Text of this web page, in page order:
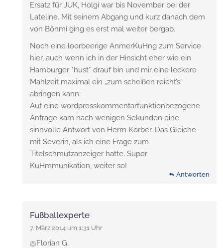
Ersatz für JUK, Holgi war bis November bei der
Lateline. Mit seinem Abgang und kurz danach dem
von Böhmi ging es erst mal weiter bergab.
Noch eine loorbeerige AnmerKuHng zum Service
hier, auch wenn ich in der Hinsicht eher wie ein
Hamburger *hust* drauf bin und mir eine leckere
Mahlzeit maximal ein „zum scheißen reicht’s“
abringen kann:
Auf eine wordpresskommentarfunktionbezogene
Anfrage kam nach wenigen Sekunden eine
sinnvolle Antwort von Herrn Körber. Das Gleiche
mit Severin, als ich eine Frage zum
Titelschmutzanzeiger hatte. Super
KuHmmunikation, weiter so!
Antworten
Fußballexperte
7. März 2014 um 1:31 Uhr
@Florian G.